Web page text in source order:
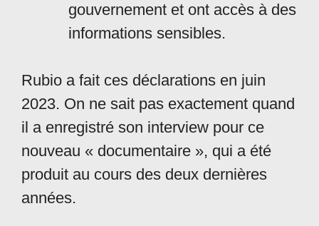
gouvernement et ont accès à des
informations sensibles.
Rubio a fait ces déclarations en juin
2023. On ne sait pas exactement quand
il a enregistré son interview pour ce
nouveau « documentaire », qui a été
produit au cours des deux dernières
années.